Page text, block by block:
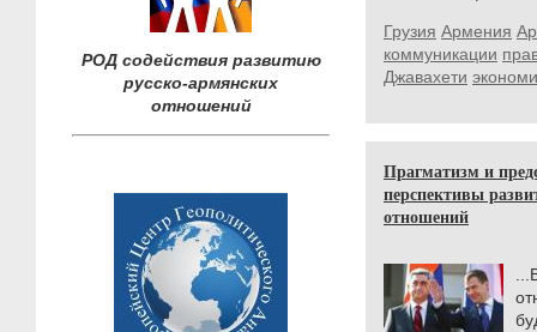
РОД содействия развитию
русско-армянских
отношений
Грузия Армения
коммуникации
Джавахети
Прагматизм и
перспективы
отношений